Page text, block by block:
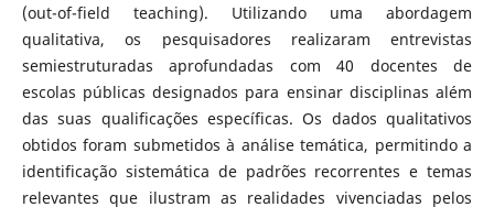
(out-of-field teaching). Utilizando uma abordagem
qualitativa, os pesquisadores realizaram entrevistas
semiestruturadas aprofundadas com 40 docentes de
escolas públicas designados para ensinar disciplinas além
das suas qualificações específicas. Os dados qualitativos
obtidos foram submetidos à análise temática, permitindo a
identificação sistemática de padrões recorrentes e temas
relevantes que ilustram as realidades vivenciadas pelos